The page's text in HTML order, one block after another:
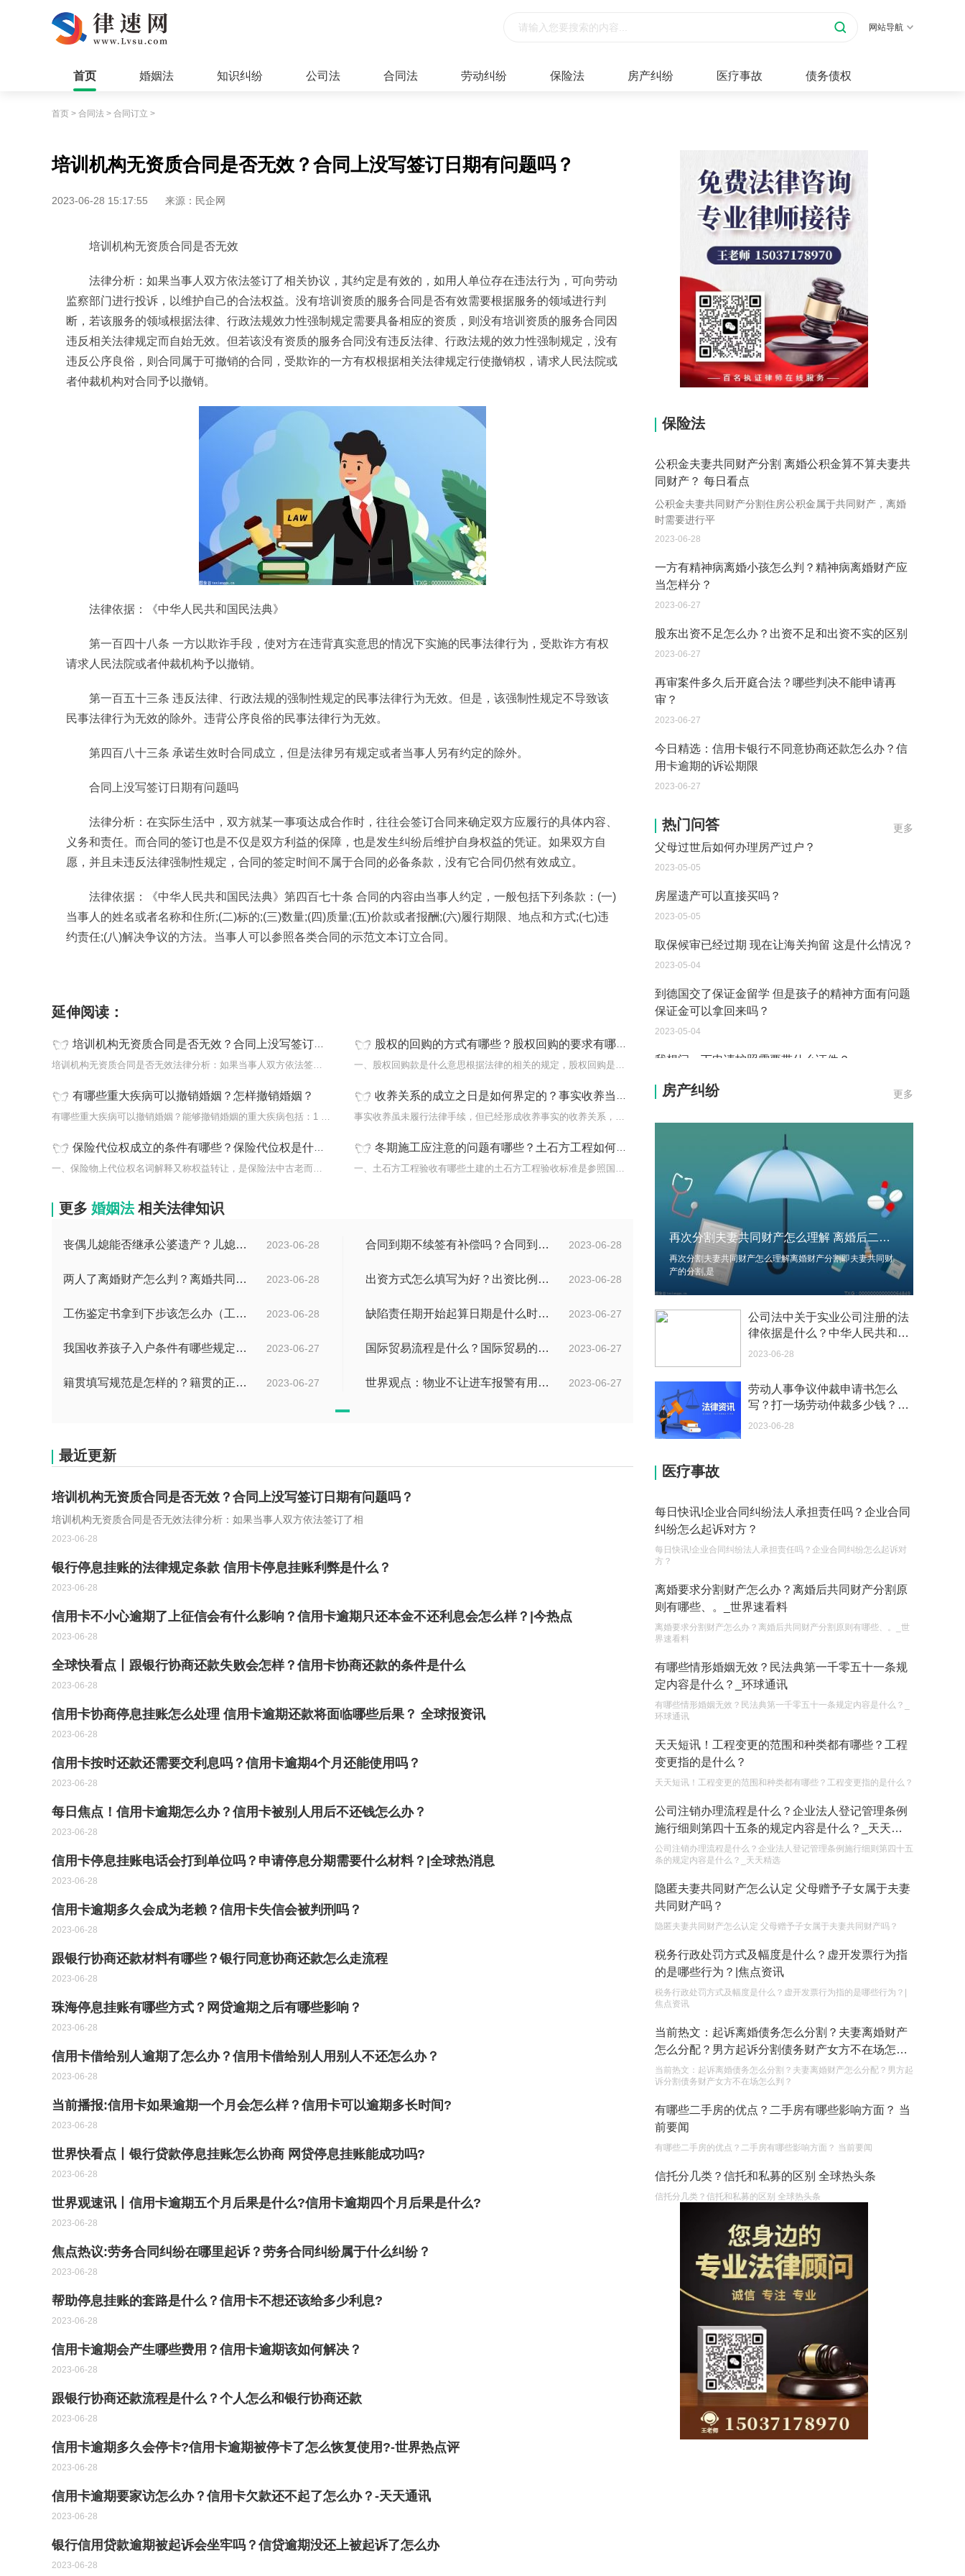
网站导航
首页 婚姻法 知识纠纷 公司法 合同法 劳动纠纷 保险法 房产纠纷 医疗事故 债务债权
首页 > 合同法 > 合同订立 >
培训机构无资质合同是否无效？合同上没写签订日期有问题吗？
2023-06-28 15:17:55 来源：民企网
培训机构无资质合同是否无效
法律分析：如果当事人双方依法签订了相关协议，其约定是有效的，如用人单位存在违法行为，可向劳动
监察部门进行投诉，以维护自己的合法权益。没有培训资质的服务合同是否有效需要根据服务的领域进行判
断，若该服务的领域根据法律、行政法规效力性强制规定需要具备相应的资质，则没有培训资质的服务合同因
违反相关法律规定而自始无效。但若该没有资质的服务合同没有违反法律、行政法规的效力性强制规定，没有
违反公序良俗，则合同属于可撤销的合同，受欺诈的一方有权根据相关法律规定行使撤销权，请求人民法院或
者仲裁机构对合同予以撤销。
法律依据：《中华人民共和国民法典》
第一百四十八条 一方以欺诈手段，使对方在违背真实意思的情况下实施的民事法律行为，受欺诈方有权
请求人民法院或者仲裁机构予以撤销。
第一百五十三条 违反法律、行政法规的强制性规定的民事法律行为无效。但是，该强制性规定不导致该
民事法律行为无效的除外。违背公序良俗的民事法律行为无效。
第四百八十三条 承诺生效时合同成立，但是法律另有规定或者当事人另有约定的除外。
合同上没写签订日期有问题吗
法律分析：在实际生活中，双方就某一事项达成合作时，往往会签订合同来确定双方应履行的具体内容、
义务和责任。而合同的签订也是不仅是双方利益的保障，也是发生纠纷后维护自身权益的凭证。如果双方自
愿，并且未违反法律强制性规定，合同的签定时间不属于合同的必备条款，没有它合同仍然有效成立。
法律依据：《中华人民共和国民法典》第四百七十条 合同的内容由当事人约定，一般包括下列条款：(一)
当事人的姓名或者名称和住所;(二)标的;(三)数量;(四)质量;(五)价款或者报酬;(六)履行期限、地点和方式;(七)违
约责任;(八)解决争议的方法。当事人可以参照各类合同的示范文本订立合同。
延伸阅读：
培训机构无资质合同是否无效？合同上没写签订日期有问题吗？
培训机构无资质合同是否无效法律分析：如果当事人双方依法签订了相
股权的回购的方式有哪些？股权回购的要求有哪些？
一、股权回购款是什么意思根据法律的相关的规定，股权回购是指有限
有哪些重大疾病可以撤销婚姻？怎样撤销婚姻？
有哪些重大疾病可以撤销婚姻？能够撤销婚姻的重大疾病包括：1 是指
收养关系的成立之日是如何界定的？事实收养当事人可以申办事实收养公证吗？|前沿资讯
事实收养虽未履行法律手续，但已经形成收养事实的收养关系，当事人
保险代位权成立的条件有哪些？保险代位权是什么意思？|环球热资讯
一、保险物上代位权名词解释又称权益转让，是保险法中古老而独具特
冬期施工应注意的问题有哪些？土石方工程如何验收？|全球最新
一、土石方工程验收有哪些土建的土石方工程验收标准是参照国标GB502
更多 婚姻法 相关法律知识
2023-06-28
丧偶儿媳能否继承公婆遗产？儿媳有没有赡养老人的义务？ 2023-06-28
合同到期不续签有补偿吗？合同到期未提前30天通知怎么赔偿？ 当前速看
2023-06-28
两人了离婚财产怎么判？离婚共同财产有哪些？_焦点快报 2023-06-28
出资方式怎么填写为好？出资比例怎么填写？
2023-06-28
工伤鉴定书拿到下步该怎么办（工伤鉴定后要是对伤残等级结论不服怎么办） 2023-06-27
缺陷责任期开始起算日期是什么时候？缺陷责任终止证书签发的必要条件是什么？
2023-06-27
我国收养孩子入户条件有哪些规定？办理收养登记的事实收养情况有几种？ 2023-06-27
国际贸易流程是什么？国际贸易的具体流程的内容都有哪些？
2023-06-27
籍贯填写规范是怎样的？籍贯的正确填写规范是什么？-天天微动态 2023-06-27
世界观点：物业不让进车报警有用吗？小区不让业主进车该怎么投诉？
最近更新
培训机构无资质合同是否无效？合同上没写签订日期有问题吗？
培训机构无资质合同是否无效法律分析：如果当事人双方依法签订了相
2023-06-28
银行停息挂账的法律规定条款 信用卡停息挂账利弊是什么？
2023-06-28
信用卡不小心逾期了上征信会有什么影响？信用卡逾期只还本金不还利息会怎么样？|今热点
2023-06-28
全球快看点丨跟银行协商还款失败会怎样？信用卡协商还款的条件是什么
2023-06-28
信用卡协商停息挂账怎么处理 信用卡逾期还款将面临哪些后果？ 全球报资讯
2023-06-28
信用卡按时还款还需要交利息吗？信用卡逾期4个月还能使用吗？
2023-06-28
每日焦点！信用卡逾期怎么办？信用卡被别人用后不还钱怎么办？
2023-06-28
信用卡停息挂账电话会打到单位吗？申请停息分期需要什么材料？|全球热消息
2023-06-28
信用卡逾期多久会成为老赖？信用卡失信会被判刑吗？
2023-06-28
跟银行协商还款材料有哪些？银行同意协商还款怎么走流程
2023-06-28
珠海停息挂账有哪些方式？网贷逾期之后有哪些影响？
2023-06-28
信用卡借给别人逾期了怎么办？信用卡借给别人用别人不还怎么办？
2023-06-28
当前播报:信用卡如果逾期一个月会怎么样？信用卡可以逾期多长时间?
2023-06-28
世界快看点丨银行贷款停息挂账怎么协商 网贷停息挂账能成功吗?
2023-06-28
世界观速讯丨信用卡逾期五个月后果是什么?信用卡逾期四个月后果是什么?
2023-06-28
焦点热议:劳务合同纠纷在哪里起诉？劳务合同纠纷属于什么纠纷？
2023-06-28
帮助停息挂账的套路是什么？信用卡不想还该给多少利息?
2023-06-28
信用卡逾期会产生哪些费用？信用卡逾期该如何解决？
2023-06-28
跟银行协商还款流程是什么？个人怎么和银行协商还款
2023-06-28
信用卡逾期多久会停卡?信用卡逾期被停卡了怎么恢复使用?-世界热点评
2023-06-28
信用卡逾期要家访怎么办？信用卡欠款还不起了怎么办？-天天通讯
2023-06-28
银行信用贷款逾期被起诉会坐牢吗？信贷逾期没还上被起诉了怎么办
2023-06-28
保险法
公积金夫妻共同财产分割 离婚公积金算不算夫妻共
同财产？ 每日看点
公积金夫妻共同财产分割住房公积金属于共同财产，离婚
时需要进行平
2023-06-28
一方有精神病离婚小孩怎么判？精神病离婚财产应
当怎样分？
2023-06-27
股东出资不足怎么办？出资不足和出资不实的区别
2023-06-27
再审案件多久后开庭合法？哪些判决不能申请再
审？
2023-06-27
今日精选：信用卡银行不同意协商还款怎么办？信
用卡逾期的诉讼期限
2023-06-27
更多
热门问答
父母过世后如何办理房产过户？
房屋遗产可以直接买吗？
取保候审已经过期 现在让海关拘留 这是什么情况？
到德国交了保证金留学 但是孩子的精神方面有问题
2023-05-04
我想问一下申请护照需要带什么证件？
谢！
外国旅游签证可以在中国大使馆登记结婚吗？
我可以在苏州申请护照吗？我所在的地方是云南
2023-05-04
你好 我想问一下外国人来这里工作没有护照该怎么
办？
2023-05-04
如何续签居住证 我的1月7日到期
中介说商务签转工作签证合法吗 应该向哪个国家机
2023-05-04
你好 我需要申请去美国结婚的签证 过程是什么？
代理权的产生原因是什么？当我国没有外贸经营权
权利和责任是什么？
2023-05-04
单纯的遗产赠要缴税吗？
2023-05-05
遗产继承必须要公证吗？
2023-05-05
继承遗产的份额怎么分配？
更多
房产纠纷
再次分割夫妻共同财产怎么理解 离婚后二次分割财产条件?
再次分割夫妻共同财产怎么理解离婚财产分割即夫妻共同财
产的分割,是
公司法中关于实业公司注册的法
律依据是什么？中华人民共和国
公司法第二十三条是什么？ 当前
2023-06-28
劳动人事争议仲裁申请书怎么
写？打一场劳动仲裁多少钱？_
全球今头条
2023-06-28
医疗事故
每日快讯!企业合同纠纷法人承担责任吗？企业合同
纠纷怎么起诉对方？
每日快讯!企业合同纠纷法人承担责任吗？企业合同纠纷怎么起诉对
方？
离婚要求分割财产怎么办？离婚后共同财产分割原
则有哪些、。_世界速看料
离婚要求分割财产怎么办？离婚后共同财产分割原则有哪些、。_世
界速看料
有哪些情形婚姻无效？民法典第一千零五十一条规
定内容是什么？_环球通讯
有哪些情形婚姻无效？民法典第一千零五十一条规定内容是什么？_
环球通讯
天天短讯！工程变更的范围和种类都有哪些？工程
变更指的是什么？
天天短讯！工程变更的范围和种类都有哪些？工程变更指的是什么？
公司注销办理流程是什么？企业法人登记管理条例
施行细则第四十五条的规定内容是什么？_天天精
选
公司注销办理流程是什么？企业法人登记管理条例施行细则第四十五
条的规定内容是什么？_天天精选
隐匿夫妻共同财产怎么认定 父母赠予子女属于夫妻
共同财产吗？
隐匿夫妻共同财产怎么认定 父母赠予子女属于夫妻共同财产吗？
税务行政处罚方式及幅度是什么？虚开发票行为指
的是哪些行为？|焦点资讯
税务行政处罚方式及幅度是什么？虚开发票行为指的是哪些行为？|
焦点资讯
当前热文：起诉离婚债务怎么分割？夫妻离婚财产
怎么分配？男方起诉分割债务财产女方不在场怎么
判？
当前热文：起诉离婚债务怎么分割？夫妻离婚财产怎么分配？男方起
诉分割债务财产女方不在场怎么判？
有哪些二手房的优点？二手房有哪些影响方面？ 当
前要闻
有哪些二手房的优点？二手房有哪些影响方面？ 当前要闻
信托分几类？信托和私募的区别 全球热头条
信托分几类？信托和私募的区别 全球热头条